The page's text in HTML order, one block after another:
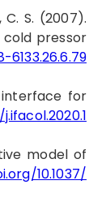
C. S. (2007).
pressor
interface for
model of
10.1037/